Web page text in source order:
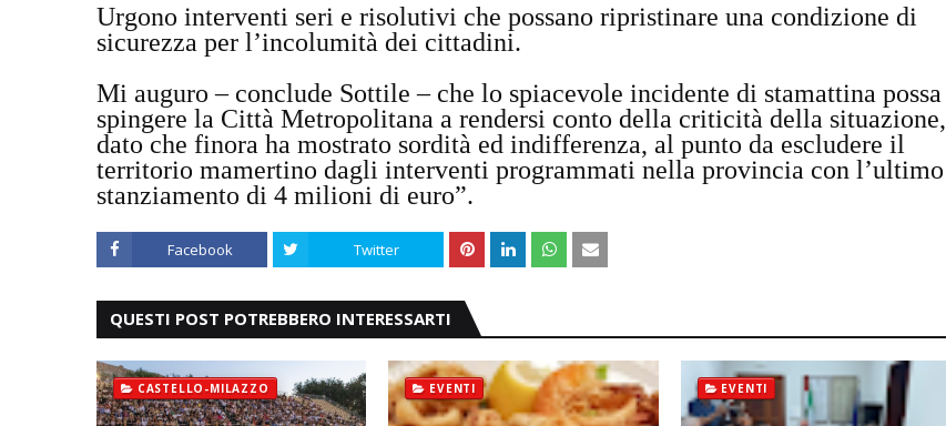
Urgono interventi seri e risolutivi che possano ripristinare una condizione di
sicurezza per l’incolumità dei cittadini.
Mi auguro – conclude Sottile – che lo spiacevole incidente di stamattina possa
spingere la Città Metropolitana a rendersi conto della criticità della situazione,
dato che finora ha mostrato sordità ed indifferenza, al punto da escludere il
territorio mamertino dagli interventi programmati nella provincia con l’ultimo
stanziamento di 4 milioni di euro”.
Facebook Twitter
QUESTI POST POTREBBERO INTERESSARTI
CASTELLO-MILAZZO EVENTI EVENTI